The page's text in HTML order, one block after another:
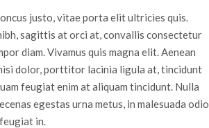
justo, vitae porta elit ultricies quis.
sagittis at orci at, convallis consectetur
diam. Vivamus quis magna elit. Aenean
dolor, porttitor lacinia ligula at, tincidunt
feugiat enim at aliquam tincidunt. Nulla
egestas urna metus, in malesuada odio
in.